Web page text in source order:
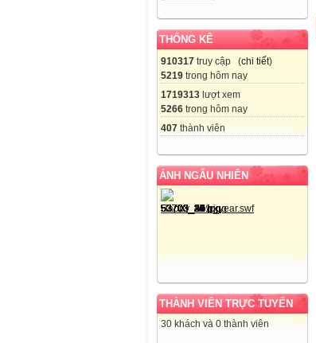
THỐNG KÊ
910317 truy cập (chi tiết)
5219 trong hôm nay
1719313 lượt xem
5266 trong hôm nay
407 thành viên
ẢNH NGẪU NHIÊN
THÀNH VIÊN TRỰC TUYẾN
30 khách và 0 thành viên